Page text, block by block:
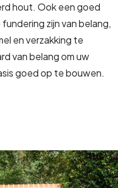
hout. Ook een goed
zijn van belang,
en verzakking te
van belang om uw
goed op te bouwen.